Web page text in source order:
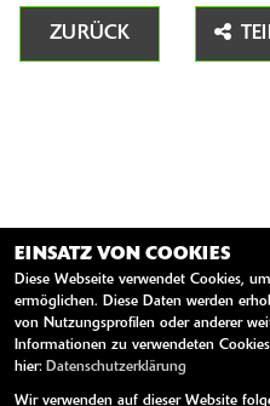
ZURÜCK
AGB Impressum Datenschutz
EINSATZ VON COOKIES
Diese Webseite verwendet Cookies,
ermöglichen. Diese Daten werden
von Nutzungsprofilen oder anderer
Informationen zu verwendeten
hier: Datenschutzerklärung
Wir verwenden auf dieser Website